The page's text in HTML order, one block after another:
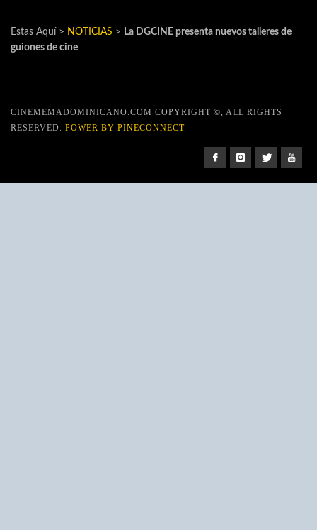
Estas Aquí > NOTICIAS > La DGCINE presenta nuevos talleres de
guiones de cine
CINEMEMADOMINICANO.COM COPYRIGHT ©, ALL RIGHTS
RESERVED. POWER BY PINECONNECT